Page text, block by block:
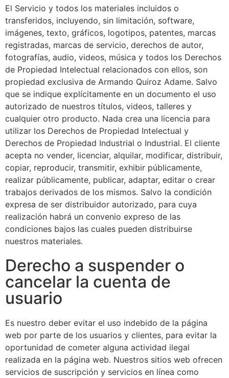
El Servicio y todos los materiales incluidos o
transferidos, incluyendo, sin limitación, software,
imágenes, texto, gráficos, logotipos, patentes, marcas
registradas, marcas de servicio, derechos de autor,
fotografías, audio, videos, música y todos los Derechos
de Propiedad Intelectual relacionados con ellos, son
propiedad exclusiva de Armando Quiroz Adame. Salvo
que se indique explícitamente en un documento el uso
autorizado de nuestros títulos, videos, talleres y
cualquier otro producto. Nada crea una licencia para
utilizar los Derechos de Propiedad Intelectual y
Derechos de Propiedad Industrial o Industrial. El cliente
acepta no vender, licenciar, alquilar, modificar, distribuir,
copiar, reproducir, transmitir, exhibir públicamente,
realizar públicamente, publicar, adaptar, editar o crear
trabajos derivados de los mismos. Salvo la condición
expresa de ser distribuidor autorizado, para cuya
realización habrá un convenio expreso de las
condiciones bajos las cuales pueden distribuirse
nuestros materiales.
Derecho a suspender o
cancelar la cuenta de
usuario
Es nuestro deber evitar el uso indebido de la página
web por parte de los usuarios y clientes, para evitar la
oportunidad de cometer alguna actividad ilegal
realizada en la página web. Nuestros sitios web ofrecen
servicios de suscripción y servicios en línea como